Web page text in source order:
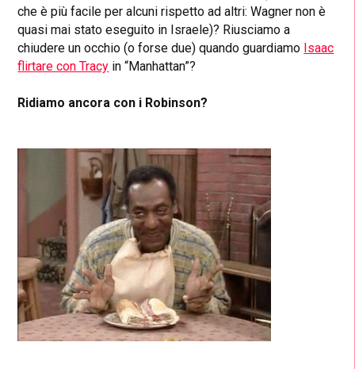
che è più facile per alcuni rispetto ad altri: Wagner non è
quasi mai stato eseguito in Israele)? Riusciamo a
chiudere un occhio (o forse due) quando guardiamo Isaac
flirtare con Tracy in “Manhattan”?
Ridiamo ancora con i Robinson?